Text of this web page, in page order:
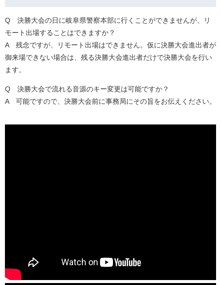
Q 決勝大会の日に岐阜県警察本部に行くことができませんが、リ
モート出場することはできますか？
​A 残念ですが、リモート出場はできません。仮に決勝大会進出者が
御来場できない場合は、残る決勝大会進出者だけで決勝大会を行い
ます。
Q 決勝大会で流れる音源のキー変更は可能ですか？
​A 可能ですので、決勝大会前に事務局にその旨をお伝えください。